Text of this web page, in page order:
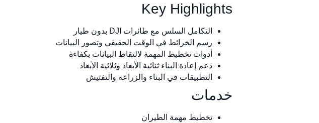
Key Highlights
التكامل السلس مع طائرات DJI بدون طيار
رسم الخرائط في الوقت الحقيقي وتصور البيانات
أدوات تخطيط المهمة لالتقاط البيانات بكفاءة
دعم إعادة البناء ثنائية الأبعاد وثلاثية الأبعاد
التطبيقات في البناء والزراعة والتفتيش
خدمات
تخطيط مهمة الطيران